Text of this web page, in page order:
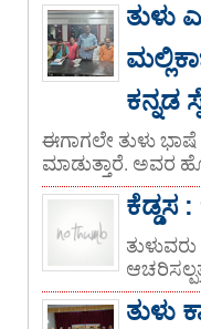
ತುಳು
ಕನ್ನಡ
ಈಗಾಗಲೇ ತುಳು
ಮಾಡುತ್ತಾರೆ. ಅವರ
ಕೆಡ್ಡಸ
ತುಳು